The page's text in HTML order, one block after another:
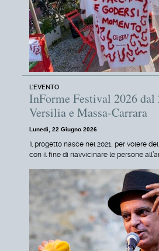
L'EVENTO
InForme Festival 2026
Versilia e Massa-Carrara
Lunedì, 22 Giugno 2026
Il progetto nasce nel 2021, per volere
con il fine di riavvicinare le persone